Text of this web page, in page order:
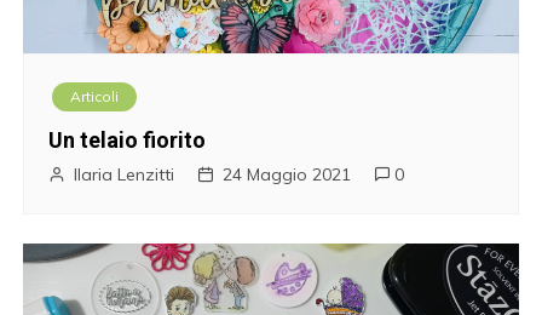
Articoli
Un telaio fiorito
Ilaria Lenzitti 24 Maggio 2021 0